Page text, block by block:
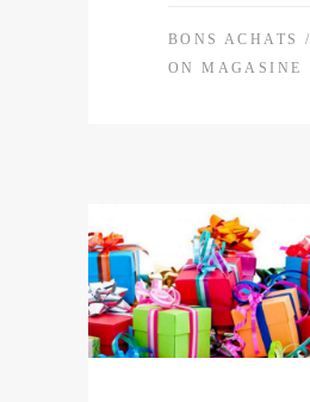
BONS ACHATS
/
ON MAGASINE